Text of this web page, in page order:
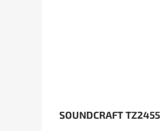
SOUNDCRAFT TZ2455